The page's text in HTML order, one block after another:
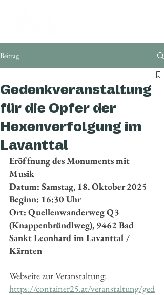
Beitrag
Gedenkveranstaltung
für die Opfer der
Hexenverfolgung im
Lavanttal
Eröffnung des Monuments mit
Musik
Datum: Samstag, 18. Oktober 2025
Beginn: 16:30 Uhr
Ort: Quellenwanderweg Q3
(Knappenbründlweg), 9462 Bad
Sankt Leonhard im Lavanttal /
Kärnten
Webseite zur Veranstaltung:
https://container25.at/veranstaltung/ged